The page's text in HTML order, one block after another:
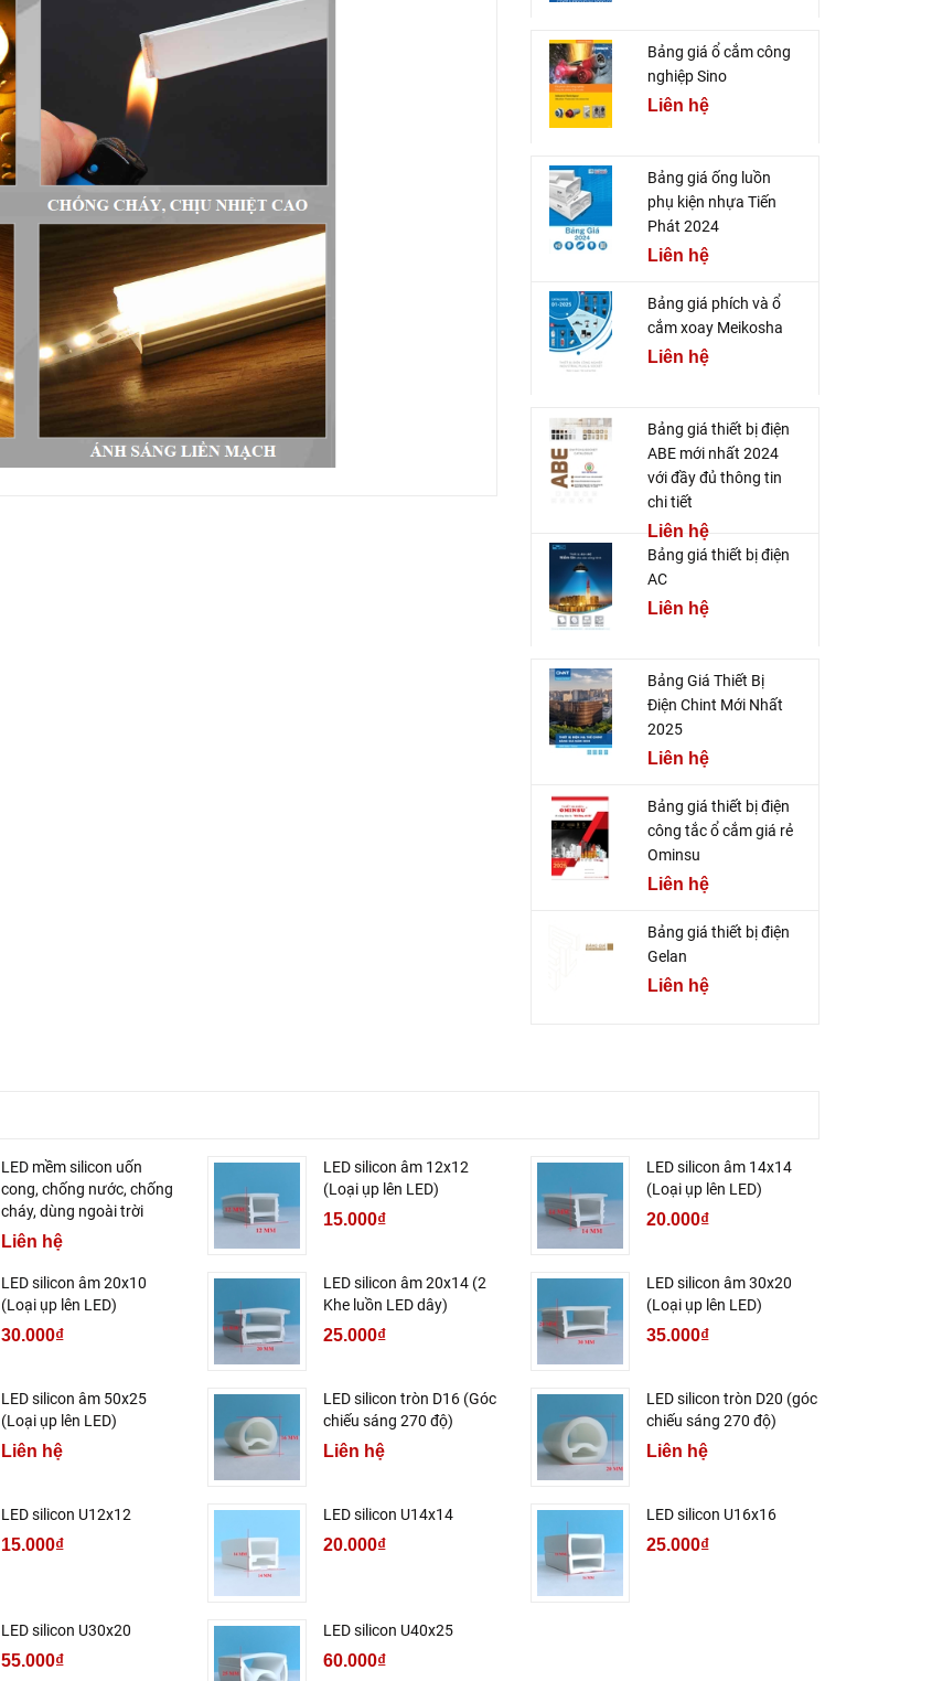
Bảng giá ổ cắm công
nghiệp Sino
Liên hệ
Bảng giá ống luồn
phụ kiện nhựa Tiến
Phát 2024
Liên hệ
Bảng giá phích và ổ
cắm xoay Meikosha
Liên hệ
Bảng giá thiết bị điện
ABE mới nhất 2024
với đầy đủ thông tin
chi tiết
Liên hệ
Bảng giá thiết bị điện
AC
Liên hệ
Bảng Giá Thiết Bị
Điện Chint Mới Nhất
2025
Liên hệ
Bảng giá thiết bị điện
công tắc ổ cắm giá rẻ
Ominsu
Liên hệ
Bảng giá thiết bị điện
Gelan
Liên hệ
LED mềm silicon uốn
cong, chống nước, chống
cháy, dùng ngoài trời
Liên hệ
LED silicon âm 12x12
(Loại ụp lên LED)
15.000₫
LED silicon âm 14x14
(Loại ụp lên LED)
20.000₫
LED silicon âm 20x10
(Loại ụp lên LED)
30.000₫
LED silicon âm 20x14 (2
Khe luồn LED dây)
25.000₫
LED silicon âm 30x20
(Loại ụp lên LED)
35.000₫
LED silicon âm 50x25
(Loại ụp lên LED)
Liên hệ
LED silicon tròn D16 (Góc
chiếu sáng 270 độ)
Liên hệ
LED silicon tròn D20 (góc
chiếu sáng 270 độ)
Liên hệ
LED silicon U12x12
15.000₫
LED silicon U14x14
20.000₫
LED silicon U16x16
25.000₫
LED silicon U30x20
55.000₫
LED silicon U40x25
60.000₫